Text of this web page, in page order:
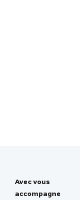
Avec vous
accompagne